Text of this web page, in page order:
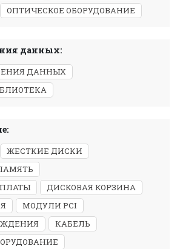
ОПТИЧЕСКОЕ ОБОРУДОВАНИЕ
данных:
ДАННЫХ
ЖЕСТКИЕ ДИСКИ
ДИСКОВАЯ КОРЗИНА
МОДУЛИ PCI
КАБЕЛЬ